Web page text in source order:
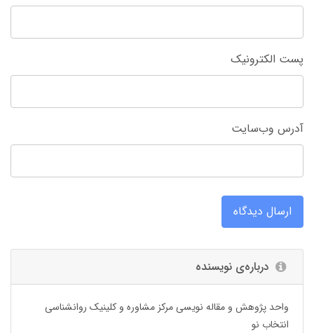
پست الکترونیک
آدرس وب‌سایت
ارسال دیدگاه
درباره‌ی نویسنده
واحد پژوهش و مقاله نویسی مرکز مشاوره و کلینیک روانشناسی
انتخاب نو